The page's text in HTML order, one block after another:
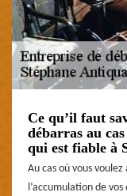
Ce qu’il faut
débarras au
qui est fiable à
Au cas où vous
l’accumulation de